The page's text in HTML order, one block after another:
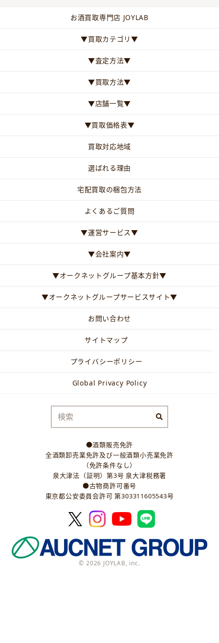
お酒買取専門店 JOYLAB
▼買取カテゴリ▼
▼査定方法▼
▼買取方法▼
▼店舗一覧▼
▼買取価格表▼
買取対応地域
選ばれる理由
宅配買取の梱包方法
よくあるご質問
▼運営サービス▼
▼会社案内▼
▼オークネットグループ基本方針▼
▼オークネットグループサービスサイト▼
お問い合わせ
サイトマップ
プライバシーポリシー
Global Privacy Policy
●酒類販売免許
全酒類卸売業免許及び一般酒類小売業免許
（免許条件なし）
泉大津法（証明）第3号 泉大津税務署
●古物商許可番号
東京都公安委員会許可 第303311605543号
© 2026 JOYLAB, inc.